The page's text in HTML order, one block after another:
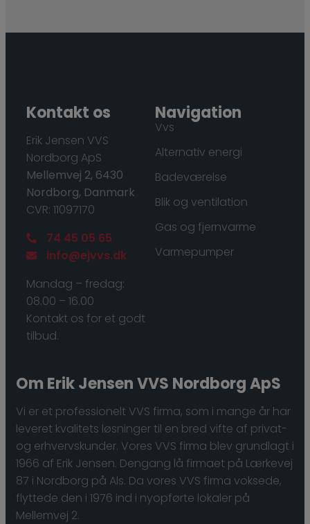
Om ​Erik Jensen VVS Nordborg ApS
Vi er et professionelt VVS firma, som i mange år har
leveret kvalitets løsninger til en bred vifte af privat-
og erhvervskunder. ​Vores VVS firma blev grundlagt i
1966 af Erik Jensen. Dengang lå firmaet på Lærkevej
87 i Nordborg på Als. Da vores VVS firma voksede,
flyttede den i 1976 ind i nyopførte lokaler på
Mellemvej 2.
Navigation
Vvs
Alternativ energi
Badeværelse
Blik og ventilation
Gas og fjernvarme
Varmepumper
Kontakt os
​Erik Jensen VVS
Nordborg ApS
Mellemvej 2, 6430
Nordborg, Danmark
CVR: 11097170
74 45 05 65
info@ejvvs.dk
Mandag – fredag:
08.00 – 16.00
Kontakt os for et godt
tilbud.